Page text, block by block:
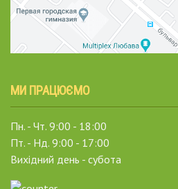
МИ ПРАЦЮЄМО
Пн. - Чт. 9:00 - 18:00
Пт. - Нд. 9:00 - 17:00
Вихідний день - субота